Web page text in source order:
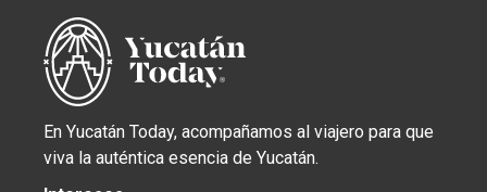
En Yucatán Today, acompañamos al viajero para que
viva la auténtica esencia de Yucatán.